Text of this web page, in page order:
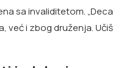
sa invaliditetom. „Deca
već i zbog druženja. Učiš